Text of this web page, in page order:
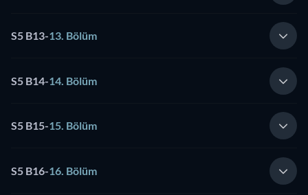
S5 B13-13. Bölüm
S5 B14-14. Bölüm
S5 B15-15. Bölüm
S5 B16-16. Bölüm